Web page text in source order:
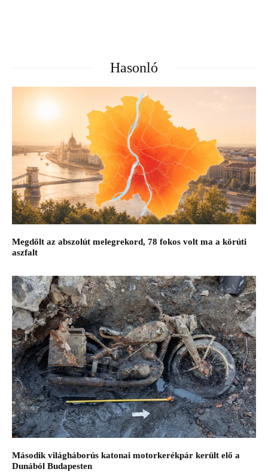
Hasonló
Megdőlt az abszolút melegrekord, 78 fokos volt ma a körúti
aszfalt
Második világháborús katonai motorkerékpár került elő a
Dunából Budapesten